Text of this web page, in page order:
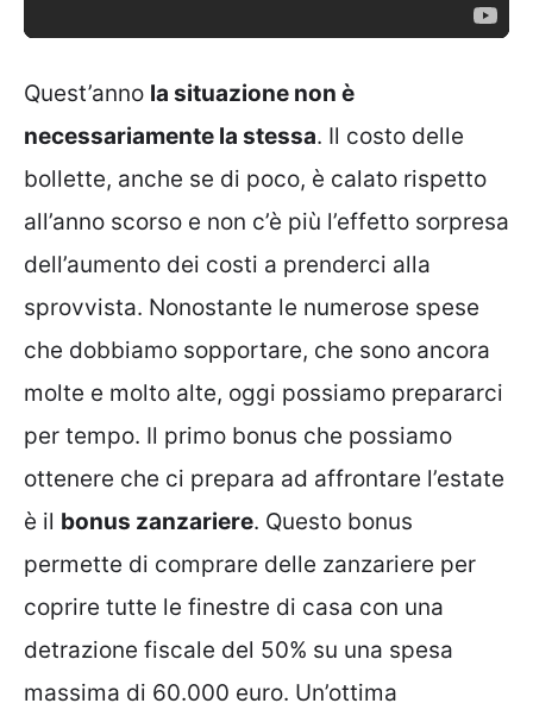
Quest’anno la situazione non è
necessariamente la stessa. Il costo delle
bollette, anche se di poco, è calato rispetto
all’anno scorso e non c’è più l’effetto sorpresa
dell’aumento dei costi a prenderci alla
sprovvista. Nonostante le numerose spese
che dobbiamo sopportare, che sono ancora
molte e molto alte, oggi possiamo prepararci
per tempo. Il primo bonus che possiamo
ottenere che ci prepara ad affrontare l’estate
è il bonus zanzariere. Questo bonus
permette di comprare delle zanzariere per
coprire tutte le finestre di casa con una
detrazione fiscale del 50% su una spesa
massima di 60.000 euro. Un’ottima